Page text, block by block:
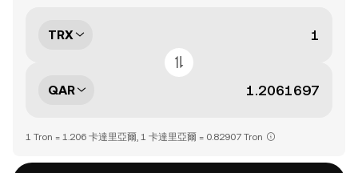
TRX
QAR
1 Tron = 1.206 卡達里亞爾, 1 卡達里亞爾 = 0.82907 Tron